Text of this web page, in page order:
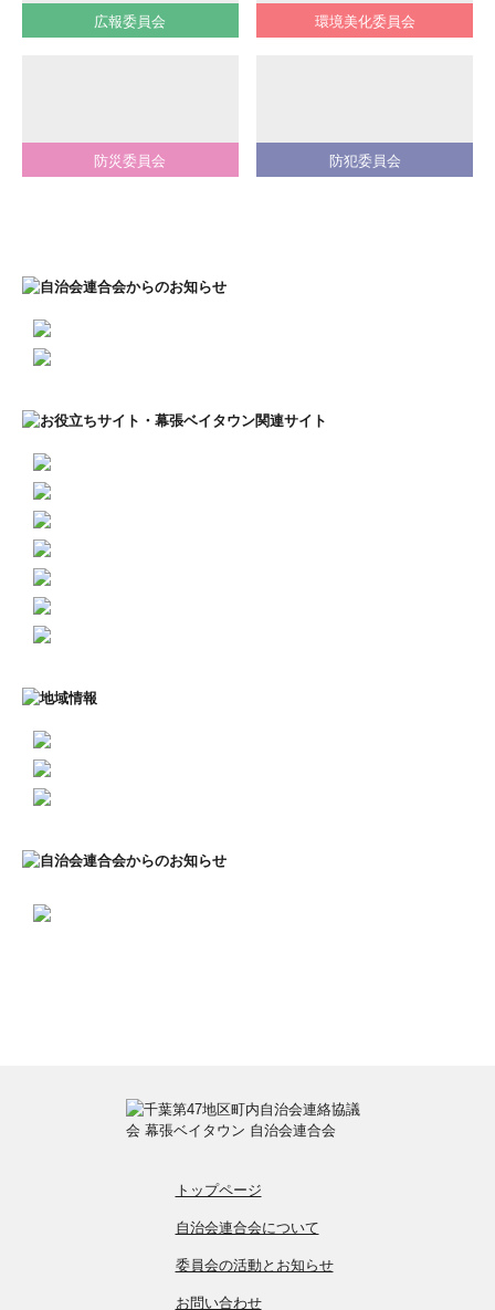
広報委員会 環境美化委員会
防災委員会 防犯委員会
トップページ
自治会連合会について
委員会の活動とお知らせ
お問い合わせ